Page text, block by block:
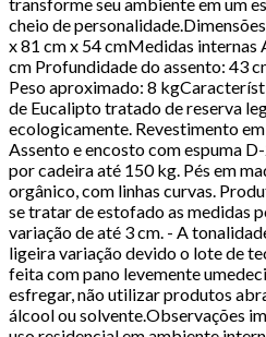
cheio de
x 81 cm x 54 cmMedidas internas
cm Profundidade do assento: 43
Peso aproximado: 8
de Eucalipto tratado de reserva
ecologicamente. Revestimento
Assento e encosto com espuma
por cadeira até 150 kg. Pés em
orgânico, com linhas curvas.
se tratar de estofado as medidas
variação de até 3 cm. - A
ligeira variação devido o lote de
feita com pano levemente
esfregar, não utilizar produtos
álcool ou solvente.Observações